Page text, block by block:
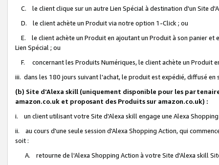
C. le client clique sur un autre Lien Spécial à destination d'un Site
D. le client achète un Produit via notre option 1-Click ; ou
E. le client achète un Produit en ajoutant un Produit à son panier et
Lien Spécial ; ou
F. concernant les Produits Numériques, le client achète un Produit
iii. dans les 180 jours suivant l'achat, le produit est expédié, diffusé
(b) Site d'Alexa skill (uniquement disponible pour les
amazon.co.uk et proposant des Produits sur amazon.co.uk) :
i. un client utilisant votre Site d'Alexa skill engage une Alexa
ii. au cours d'une seule session d'Alexa Shopping Action, qui
soit :
A. retourne de l'Alexa Shopping Action à votre Site d'Alexa skill